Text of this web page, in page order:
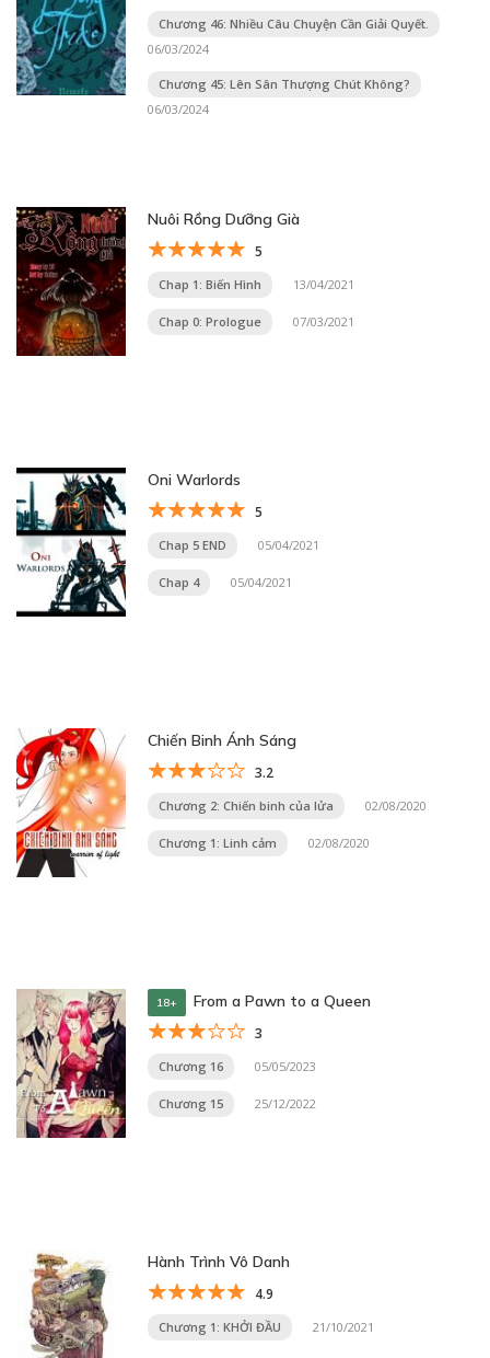
Chương 46: Nhiều Câu Chuyện Cần Giải Quyết.
06/03/2024
Chương 45: Lên Sân Thượng Chút Không?
06/03/2024
Nuôi Rồng Dưỡng Già
5
Chap 1: Biến Hình 13/04/2021
Chap 0: Prologue 07/03/2021
Oni Warlords
5
Chap 5 END 05/04/2021
Chap 4 05/04/2021
Chiến Binh Ánh Sáng
3.2
Chương 2: Chiến binh của lửa 02/08/2020
Chương 1: Linh cảm 02/08/2020
18+ From a Pawn to a Queen
3
Chương 16 05/05/2023
Chương 15 25/12/2022
Hành Trình Vô Danh
4.9
Chương 1: KHỞI ĐẦU 21/10/2021